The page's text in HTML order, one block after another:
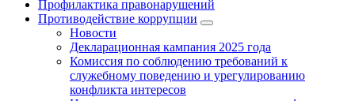
Профилактика правонарушений
Противодействие коррупции
Новости
Декларационная кампания 2025 года
Комиссия по соблюдению требований к
служебному поведению и урегулированию
конфликта интересов